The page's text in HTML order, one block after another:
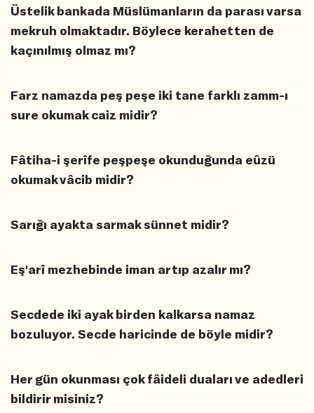
Üstelik bankada Müslümanların da parası varsa
mekruh olmaktadır. Böylece kerahetten de
kaçınılmış olmaz mı?
Farz namazda peş peşe iki tane farklı zamm-ı
sure okumak caiz midir?
Fâtiha-i şerîfe peşpeşe okunduğunda eûzü
okumak vâcib midir?
Sarığı ayakta sarmak sünnet midir?
Eş'arî mezhebinde iman artıp azalır mı?
Secdede iki ayak birden kalkarsa namaz
bozuluyor. Secde haricinde de böyle midir?
Her gün okunması çok fâideli duaları ve adedleri
bildirir misiniz?